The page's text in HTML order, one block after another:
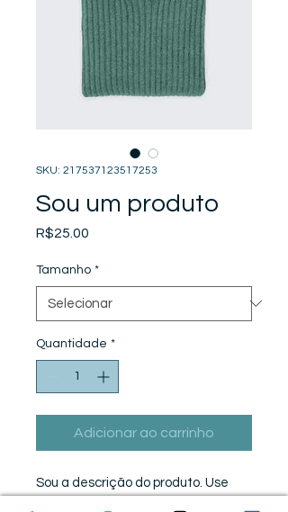
SKU: 217537123517253
Sou um produto
R$25.00
Tamanho *
Quantidade *
Adicionar ao carrinho
Sou a descrição do produto. Use